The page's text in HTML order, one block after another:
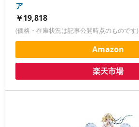
ア
￥19,818
(価格・在庫状況は記事公開時点のものです)
Amazon
楽天市場